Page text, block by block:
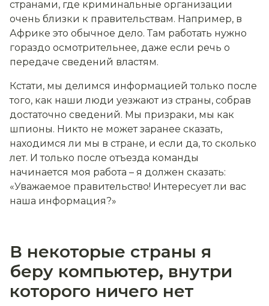
странами, где криминальные организации
очень близки к правительствам. Например, в
Африке это обычное дело. Там работать нужно
гораздо осмотрительнее, даже если речь о
передаче сведений властям.
Кстати, мы делимся информацией только после
того, как наши люди уезжают из страны, собрав
достаточно сведений. Мы призраки, мы как
шпионы. Никто не может заранее сказать,
находимся ли мы в стране, и если да, то сколько
лет. И только после отъезда команды
начинается моя работа – я должен сказать:
«Уважаемое правительство! Интересует ли вас
наша информация?»
В некоторые страны я
беру компьютер, внутри
которого ничего нет